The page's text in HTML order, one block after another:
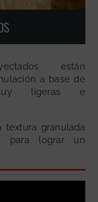
están
a base de
ligeras e
textura granulada
para lograr un